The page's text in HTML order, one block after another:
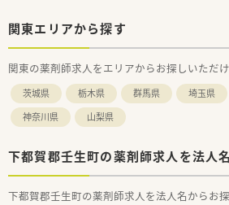
関東エリアから探す
関東の薬剤師求人をエリアからお探しいただけ
茨城県 栃木県 群馬県 埼玉県
神奈川県
山梨県
下都賀郡壬生町の薬剤師求人を法人
下都賀郡壬生町の薬剤師求人を法人名からお